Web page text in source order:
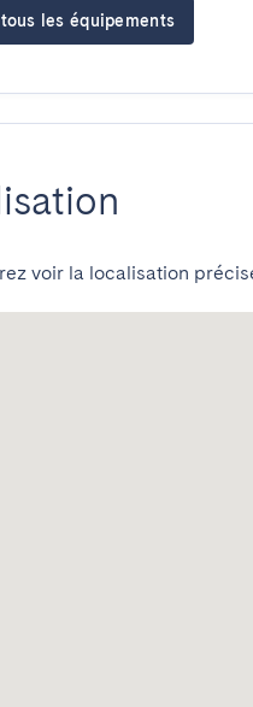
les équipements
voir la localisation